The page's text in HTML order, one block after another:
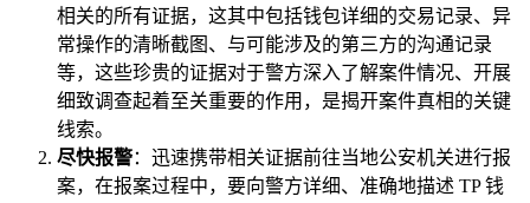
相关的所有证据，这其中包括钱包详细的交易记录、异
常操作的清晰截图、与可能涉及的第三方的沟通记录
等，这些珍贵的证据对于警方深入了解案件情况、开展
细致调查起着至关重要的作用，是揭开案件真相的关键
线索。
尽快报警：迅速携带相关证据前往当地公安机关进行报
案，在报案过程中，要向警方详细、准确地描述 TP 钱